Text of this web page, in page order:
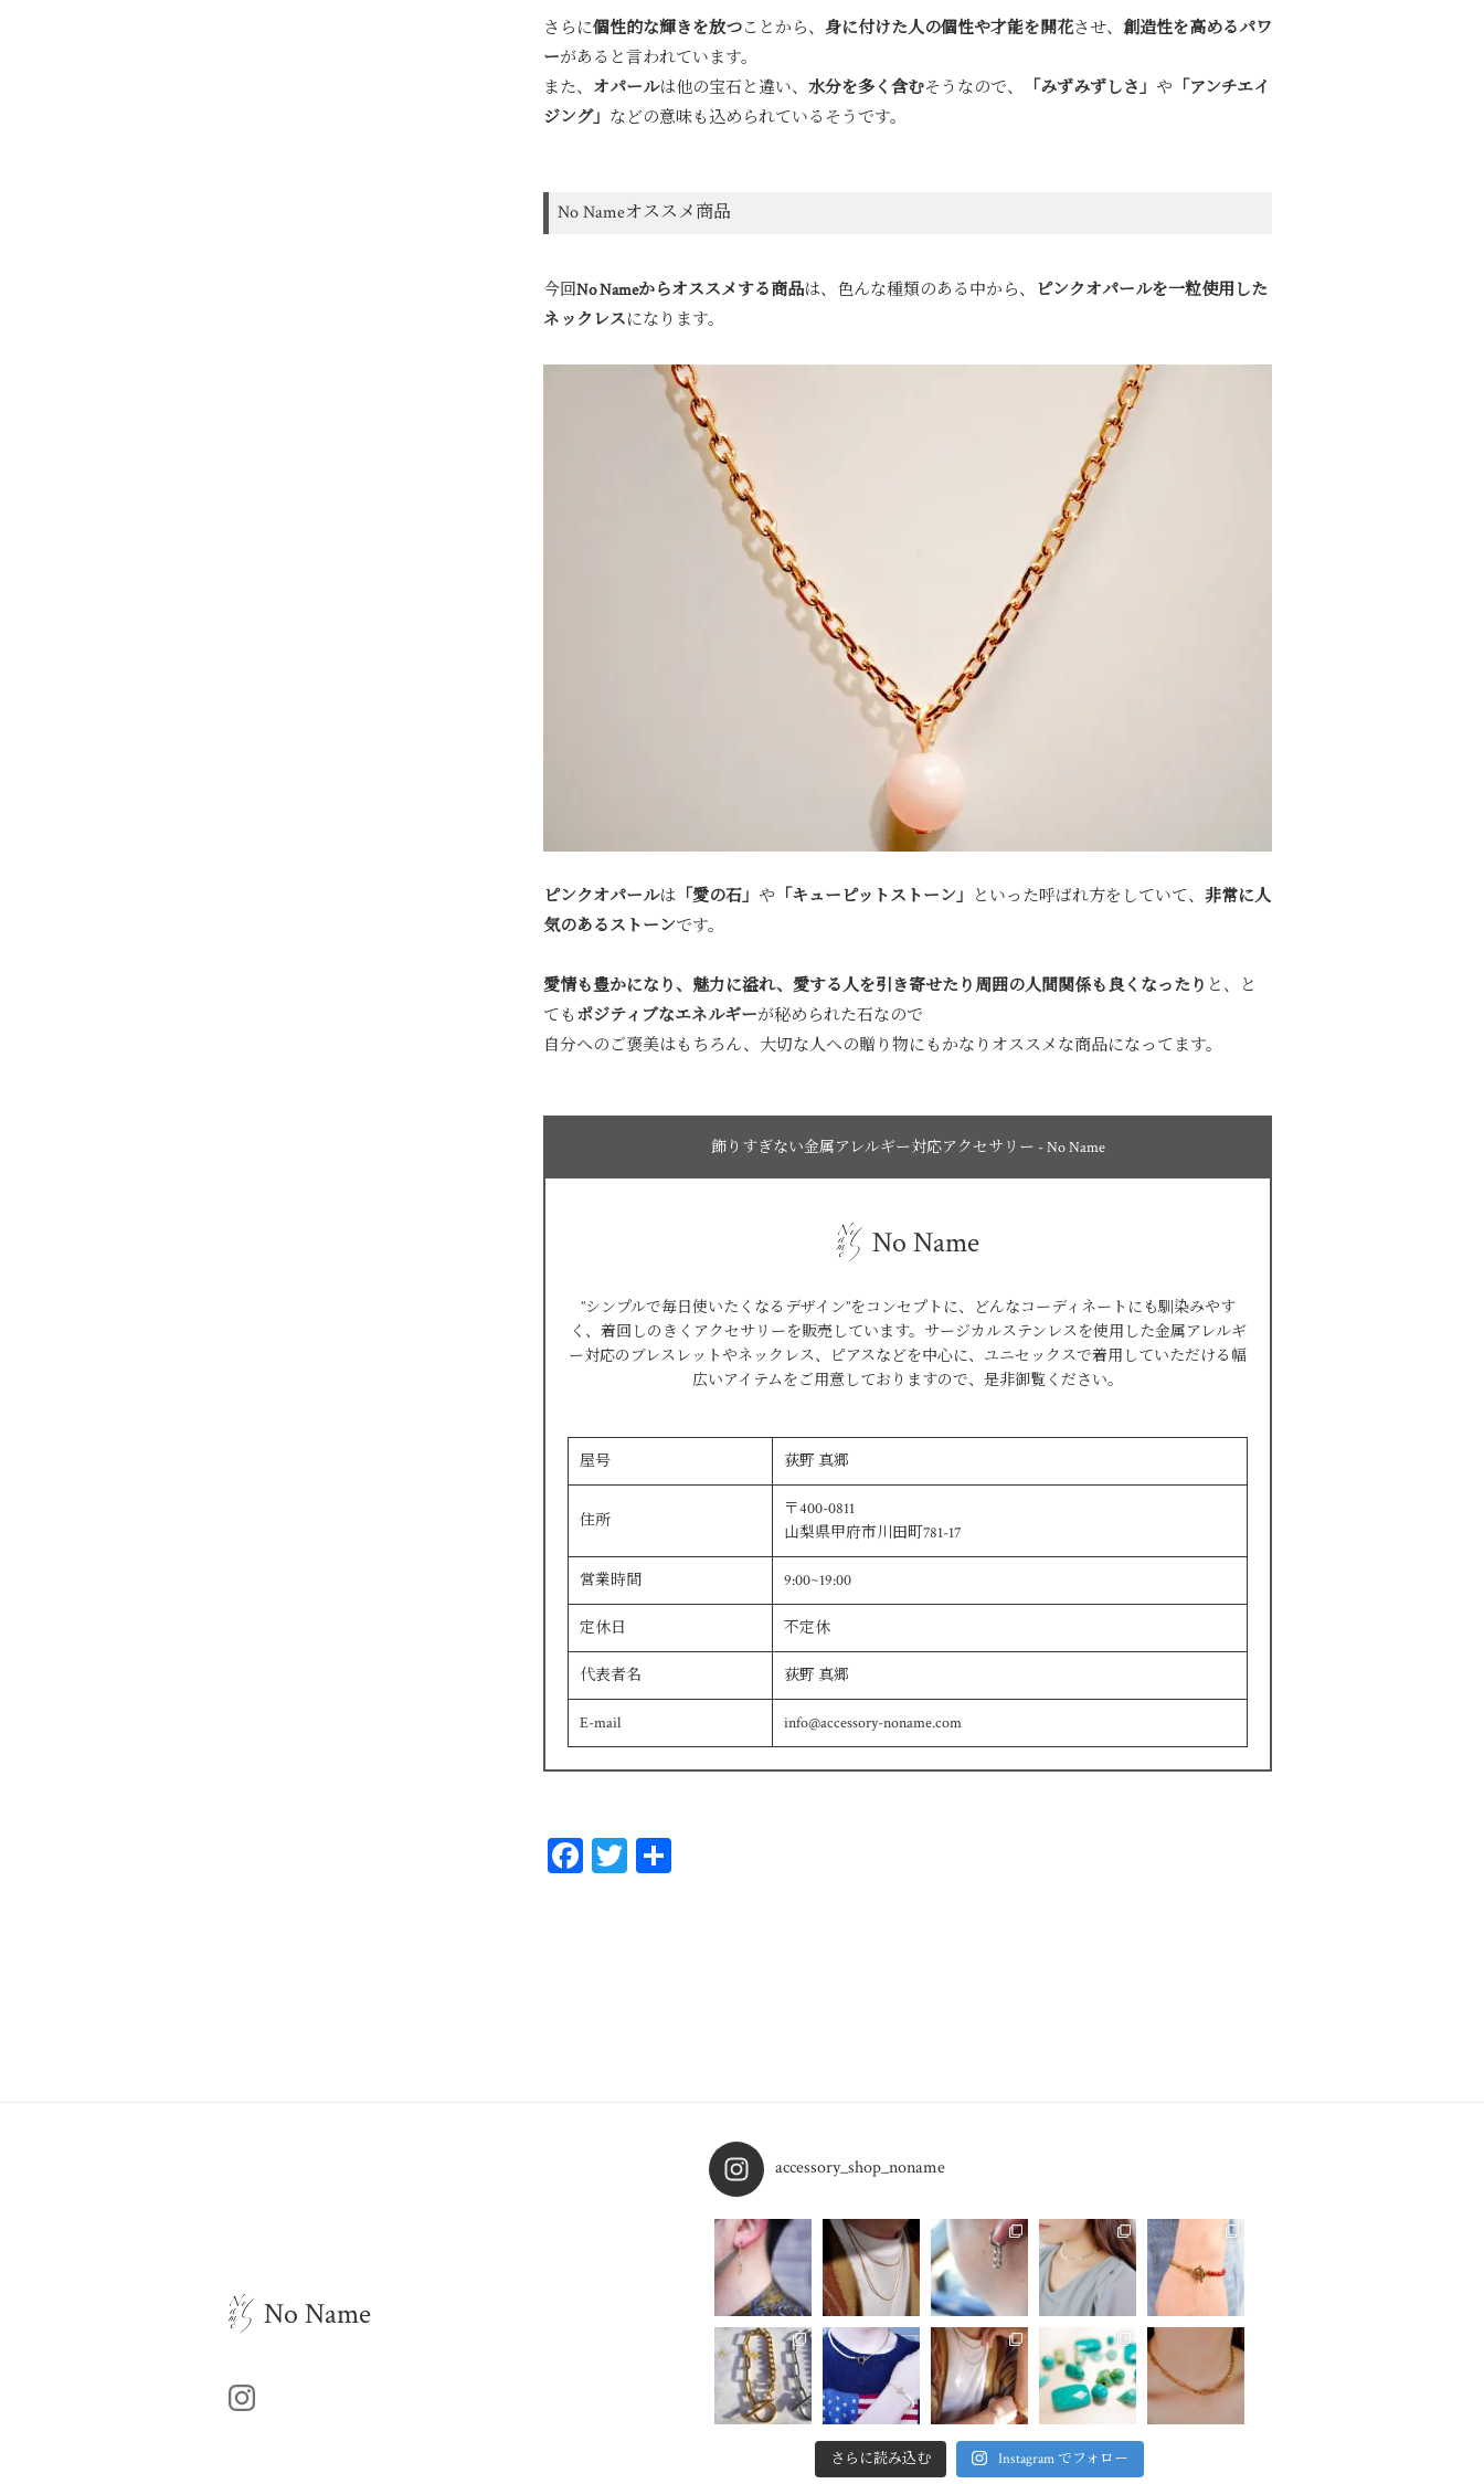
さらに個性的な輝きを放つことから、 身に付けた人の個性や才能を開花させ、 創造性を高めるパワ
ーがあると言われています。
また、 オパールは他の宝石と違い、 水分を多く含むそうなので、 「みずみずしさ」 や 「アンチエイ
ジング」 などの意味も込められているそうです。
No Nameオススメ商品
今回No Nameからオススメする商品は、色んな種類のある中から、
ピンクオパールを一粒使用した
ネックレスになります。
ピンクオパールは 「愛の石」 や 「キューピットストーン」 といった呼ばれ方をしていて、 非常に人
気のあるストーンです。
愛情も豊かになり、魅力に溢れ、愛する人を引き寄せたり周囲の人間関係も良くなったり と、と
ても ポジティブなエネルギーが秘められた石なので
自分へのご褒美はもちろん、大切な人への贈り物にもかなりオススメな商品になってます。
飾りすぎない金属アレルギー対応アクセサリー - No Name
No Name
”シンプルで毎日使いたくなるデザイン”をコンセプトに、どんなコーディネートにも馴染みやす
く、着回しのきくアクセサリーを販売しています。サージカルステンレスを使用した金属アレルギ
ー対応のブレスレットやネックレス、ピアスなどを中心に、ユニセックスで着用していただける幅
広いアイテムをご用意しておりますので、是非御覧ください。
屋号 荻野 真郷
住所
〒400-0811
山梨県甲府市川田町781-17
営業時間 9:00~19:00
定休日 不定休
代表者名 荻野 真郷
E-mail info@accessory-noname.com
Fa T
No Name
accessory_shop_noname
さらに読み込む Instagram でフォロー